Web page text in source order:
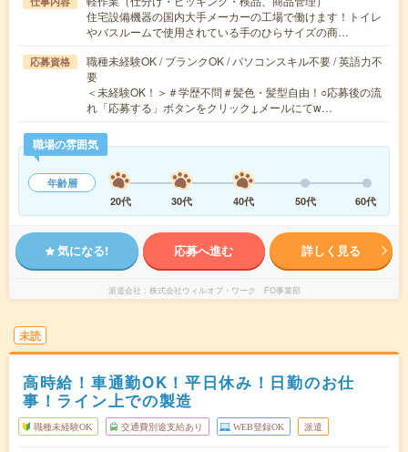
住宅設備機器の国内大手メーカーの工場で働けます！トイレ
やバスルームで使用されている手のひらサイズの商…
応募資格
職種未経験OK / ブランクOK / パソコンスキル不要 / 英語力不
要
＜未経験OK！＞＃学歴不問＃髪色・髪型自由！○応募後の流
れ「応募する」ボタンをクリック↓メールにてw…
職場の雰囲気
年齢層
20代
30代 40代 50代 60代
気になる! 応募へ進む 詳しく見る
派遣会社 株式会社ウィルオブ・ワーク FO事業部
未読
高時給！車通勤OK！平日休み！日勤のお仕
事！ライン上での製造
職種未経験OK 交通費別途支給あり WEB登録OK 派遣